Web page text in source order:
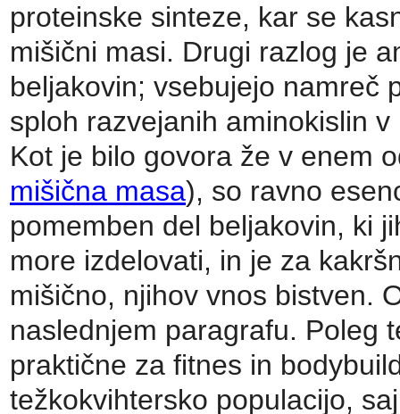
proteinske sinteze, kar se
mišični masi. Drugi razlog je
beljakovin; vsebujejo namreč
sploh razvejanih aminokislin
Kot je bilo govora že v enem
mišična masa), so ravno
pomemben del beljakovin, ki
more izdelovati, in je za
mišično, njihov vnos bistven.
naslednjem paragrafu. Poleg
praktične za fitnes in
težkokvihtersko populacijo,